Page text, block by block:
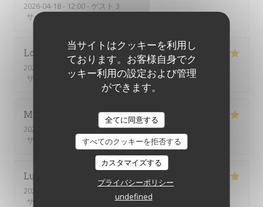
当サイトはクッキーを利用し
ております。お客様自身でク
ッキー利用の設定および管理
ができます。
全てに同意する
すべてのクッキーを拒否する
カスタマイズする
プライバシーポリシー
undefined
2026-04-18- 12:00 - ゲスト 3
サービス
Loïc
2026-03-27
- 20:00 - ゲスト 2
サービス
/5 雰囲気: 5/5 メニュー:5/5 品質-価格
Muriel
2026-03-28
- 12:15 - ゲスト 2
サービス
雰囲気: 3/5 メニュー:5/5 品質-価格
Lucie
2026-03-26
サービス
/5 メニュー: